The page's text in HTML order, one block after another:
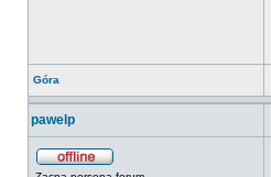
Góra
pawelp